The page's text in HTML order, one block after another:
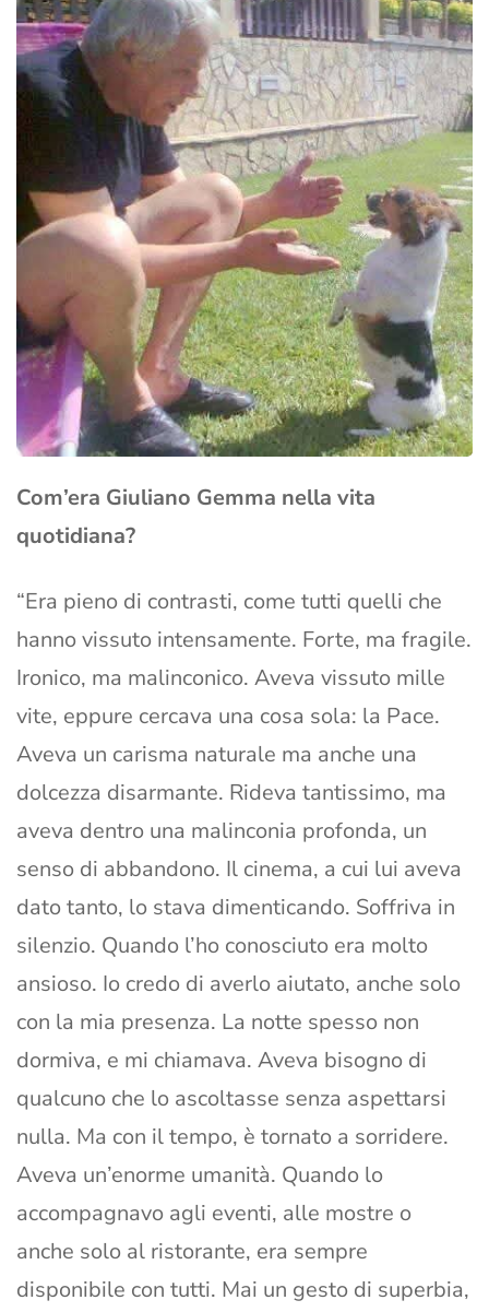
Com’era Giuliano Gemma nella vita
quotidiana?
“Era pieno di contrasti, come tutti quelli che
hanno vissuto intensamente. Forte, ma fragile.
Ironico, ma malinconico. Aveva vissuto mille
vite, eppure cercava una cosa sola: la Pace.
Aveva un carisma naturale ma anche una
dolcezza disarmante. Rideva tantissimo, ma
aveva dentro una malinconia profonda, un
senso di abbandono. Il cinema, a cui lui aveva
dato tanto, lo stava dimenticando. Soffriva in
silenzio. Quando l’ho conosciuto era molto
ansioso. Io credo di averlo aiutato, anche solo
con la mia presenza. La notte spesso non
dormiva, e mi chiamava. Aveva bisogno di
qualcuno che lo ascoltasse senza aspettarsi
nulla. Ma con il tempo, è tornato a sorridere.
Aveva un’enorme umanità. Quando lo
accompagnavo agli eventi, alle mostre o
anche solo al ristorante, era sempre
disponibile con tutti. Mai un gesto di superbia,